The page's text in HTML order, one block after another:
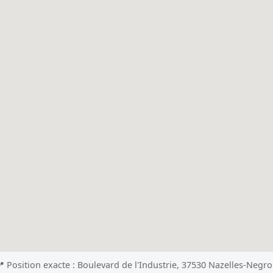
Position exacte : Boulevard de l'Industrie, 37530 Nazelles-